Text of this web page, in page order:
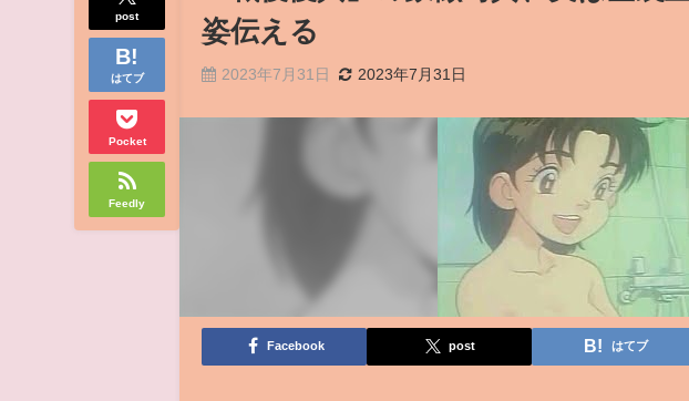
post
はてブ
Pocket
Feedly
姿伝える
2023年7月31日 2023年7月31日
Facebook post はてブ